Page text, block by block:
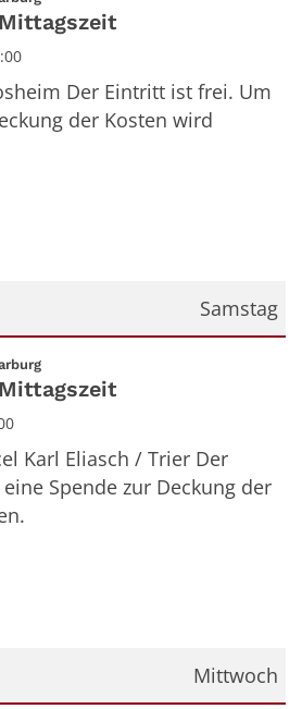
Der Eintritt ist frei. Um
der Kosten wird
Samstag
:
Karl Eliasch / Trier Der
Spende zur Deckung der
Mittwoch